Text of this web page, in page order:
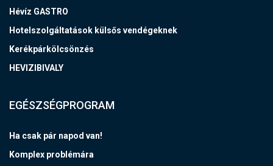
Hévíz GASTRO
Hotelszolgáltatások külsős vendégeknek
Kerékpárkölcsönzés
HEVIZIBIVALY
EGÉSZSÉGPROGRAM
Ha csak pár napod van!
Komplex problémára